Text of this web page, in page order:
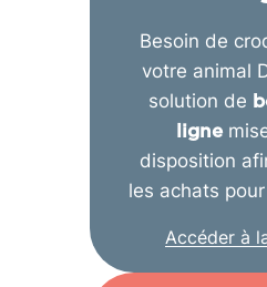
Besoin de
votre animal
solution de
ligne
disposition
les achats
Accéder à